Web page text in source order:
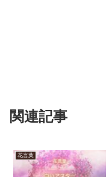
関連記事
花言葉